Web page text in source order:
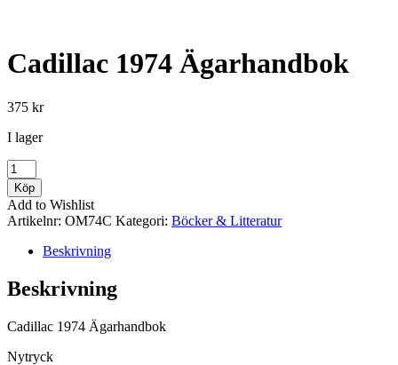
Cadillac 1974 Ägarhandbok
375 kr
I lager
Cadillac
1974
Ägarhandbok
mängd
Köp
Add to Wishlist
Artikelnr: OM74C Kategori: Böcker & Litteratur
Beskrivning
Beskrivning
Cadillac 1974 Ägarhandbok
Nytryck